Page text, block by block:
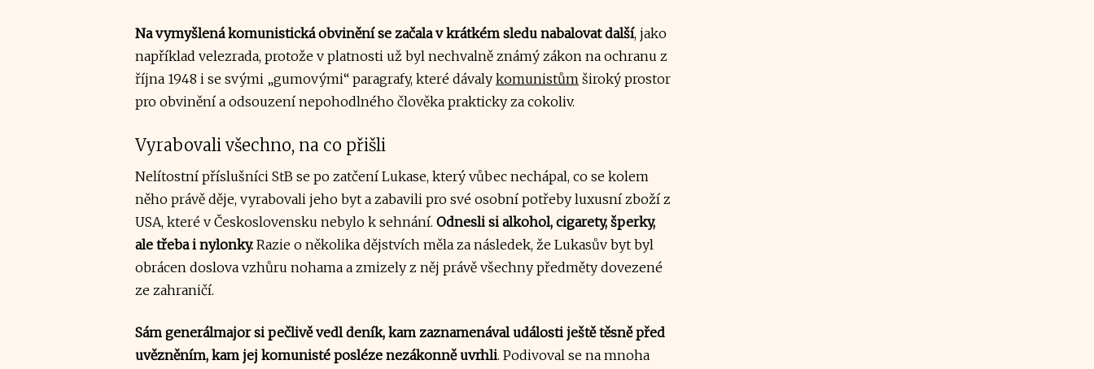
Na vymyšlená komunistická obvinění se začala v krátkém sledu nabalovat další, jako
například velezrada, protože v platnosti už byl nechvalně známý zákon na ochranu z
října 1948 i se svými „gumovými“ paragrafy, které dávaly komunistům široký prostor
pro obvinění a odsouzení nepohodlného člověka prakticky za cokoliv.
Vyrabovali všechno, na co přišli
Nelítostní příslušníci StB se po zatčení Lukase, který vůbec nechápal, co se kolem
něho právě děje, vyrabovali jeho byt a zabavili pro své osobní potřeby luxusní zboží z
USA, které v Československu nebylo k sehnání. Odnesli si alkohol, cigarety, šperky,
ale třeba i nylonky. Razie o několika dějstvích měla za následek, že Lukasův byt byl
obrácen doslova vzhůru nohama a zmizely z něj právě všechny předměty dovezené
ze zahraničí.
Sám generálmajor si pečlivě vedl deník, kam zaznamenával události ještě těsně před
uvězněním, kam jej komunisté posléze nezákonně uvrhli. Podivoval se na mnoha